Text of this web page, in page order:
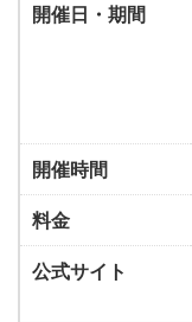
開催日・期間
開催時間
料金
公式サイト